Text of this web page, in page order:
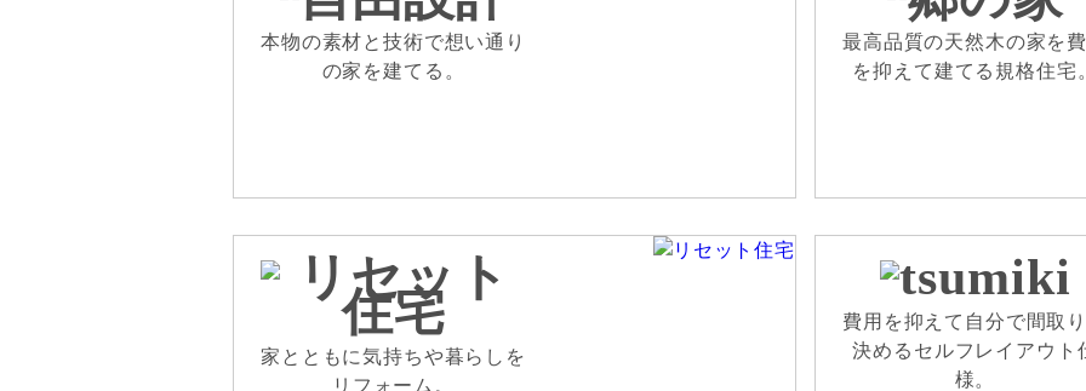
本物の素材と技術で想い通り
の家を建てる。
最高品質の天然木の家を
を抑えて建てる規格住宅
家とともに気持ちや暮らしを
リフォーム。
費用を抑えて自分で間取
決めるセルフレイアウト
様。